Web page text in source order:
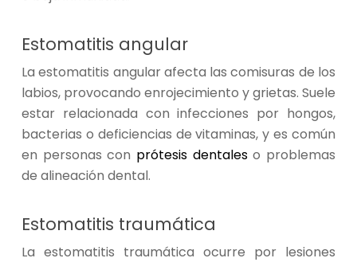
Estomatitis angular
La estomatitis angular afecta las comisuras de los
labios, provocando enrojecimiento y grietas. Suele
estar relacionada con infecciones por hongos,
bacterias o deficiencias de vitaminas, y es común
en personas con prótesis dentaleso problemas
de alineación dental.
Estomatitis traumática
La estomatitis traumática ocurre por lesiones